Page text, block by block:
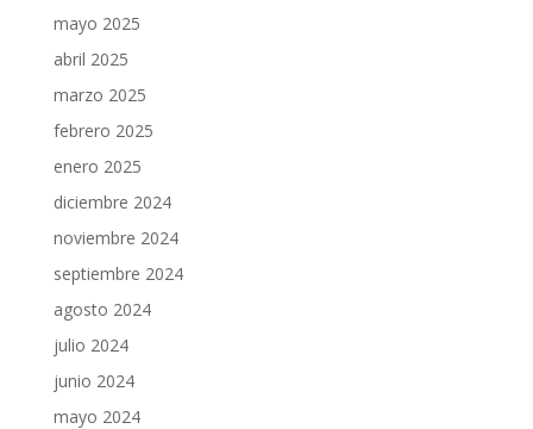
mayo 2025
abril 2025
marzo 2025
febrero 2025
enero 2025
diciembre 2024
noviembre 2024
septiembre 2024
agosto 2024
julio 2024
junio 2024
mayo 2024